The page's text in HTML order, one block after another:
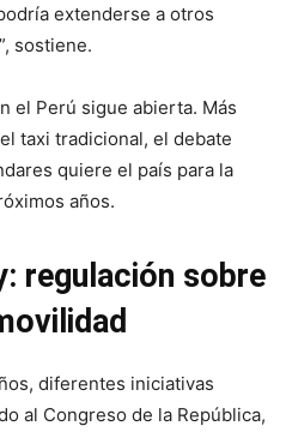
extenderse a otros
sostiene.
el Perú sigue abierta. Más
taxi tradicional, el debate
quiere el país para la
años.
regulación sobre
diferentes iniciativas
al Congreso de la República,